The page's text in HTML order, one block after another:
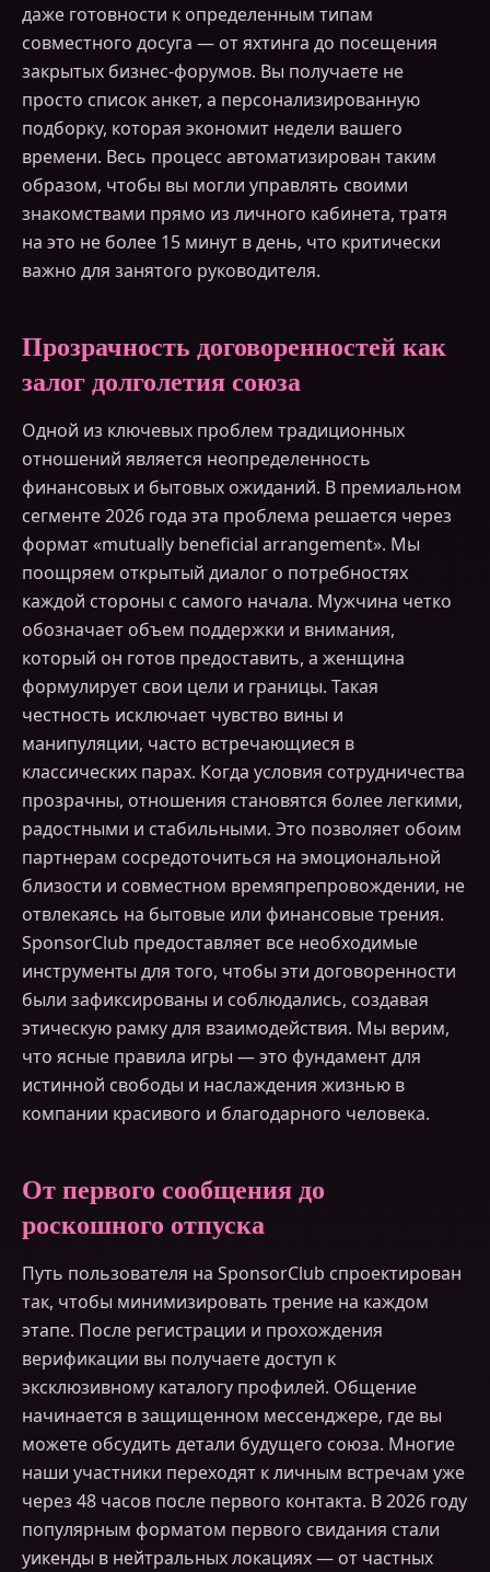
даже готовности к определенным типам
совместного досуга — от яхтинга до посещения
закрытых бизнес-форумов. Вы получаете не
просто список анкет, а персонализированную
подборку, которая экономит недели вашего
времени. Весь процесс автоматизирован таким
образом, чтобы вы могли управлять своими
знакомствами прямо из личного кабинета, тратя
на это не более 15 минут в день, что критически
важно для занятого руководителя.
Прозрачность договоренностей как
залог долголетия союза
Одной из ключевых проблем традиционных
отношений является неопределенность
финансовых и бытовых ожиданий. В премиальном
сегменте 2026 года эта проблема решается через
формат «mutually beneficial arrangement». Мы
поощряем открытый диалог о потребностях
каждой стороны с самого начала. Мужчина четко
обозначает объем поддержки и внимания,
который он готов предоставить, а женщина
формулирует свои цели и границы. Такая
честность исключает чувство вины и
манипуляции, часто встречающиеся в
классических парах. Когда условия сотрудничества
прозрачны, отношения становятся более легкими,
радостными и стабильными. Это позволяет обоим
партнерам сосредоточиться на эмоциональной
близости и совместном времяпрепровождении, не
отвлекаясь на бытовые или финансовые трения.
SponsorClub предоставляет все необходимые
инструменты для того, чтобы эти договоренности
были зафиксированы и соблюдались, создавая
этическую рамку для взаимодействия. Мы верим,
что ясные правила игры — это фундамент для
истинной свободы и наслаждения жизнью в
компании красивого и благодарного человека.
От первого сообщения до
роскошного отпуска
Путь пользователя на SponsorClub спроектирован
так, чтобы минимизировать трение на каждом
этапе. После регистрации и прохождения
верификации вы получаете доступ к
эксклюзивному каталогу профилей. Общение
начинается в защищенном мессенджере, где вы
можете обсудить детали будущего союза. Многие
наши участники переходят к личным встречам уже
через 48 часов после первого контакта. В 2026 году
популярным форматом первого свидания стали
уикенды в нейтральных локациях — от частных